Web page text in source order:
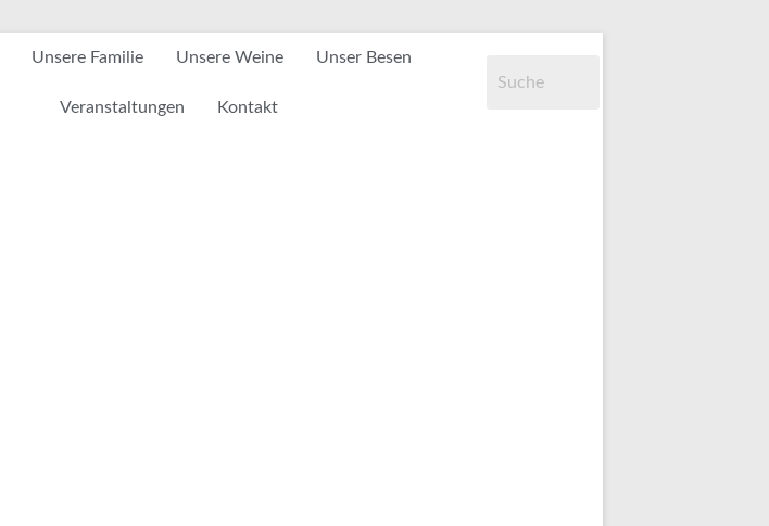
Unsere Familie Unsere Weine Unser Besen
Veranstaltungen Kontakt